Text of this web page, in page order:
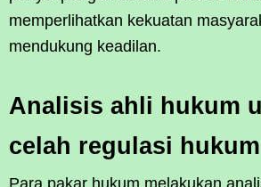
memperlihatkan kekuatan
mendukung keadilan.
Analisis ahli hukum
celah regulasi hukum
Para pakar hukum melakukan